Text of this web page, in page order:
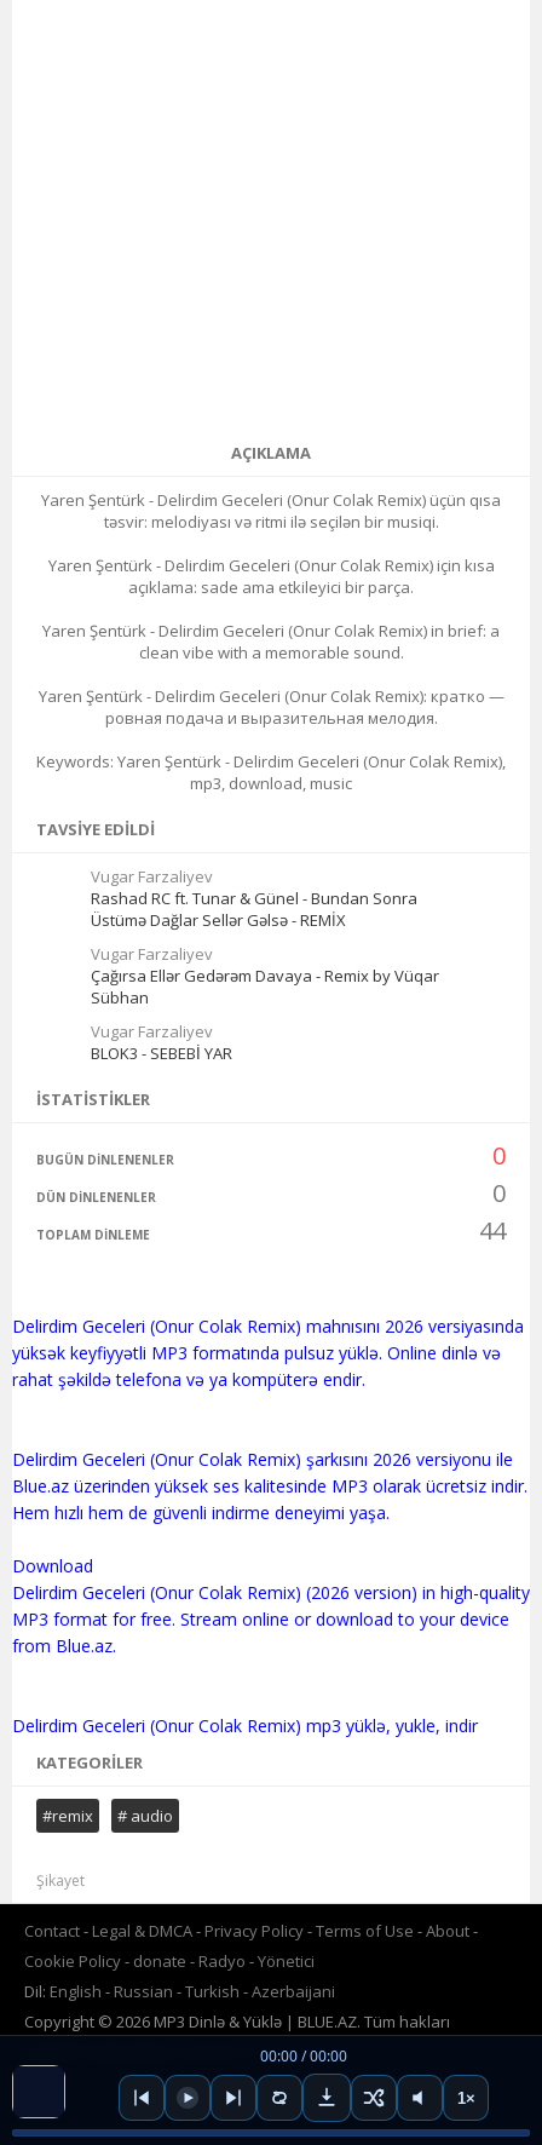
AÇIKLAMA
Yaren Şentürk - Delirdim Geceleri (Onur Colak Remix) üçün qısa
təsvir: melodiyası və ritmi ilə seçilən bir musiqi.
Yaren Şentürk - Delirdim Geceleri (Onur Colak Remix) için kısa
açıklama: sade ama etkileyici bir parça.
Yaren Şentürk - Delirdim Geceleri (Onur Colak Remix) in brief: a
clean vibe with a memorable sound.
Yaren Şentürk - Delirdim Geceleri (Onur Colak Remix): кратко —
ровная подача и выразительная мелодия.
Keywords: Yaren Şentürk - Delirdim Geceleri (Onur Colak Remix),
mp3, download, music
TAVSIYE EDILDI
Vugar Farzaliyev
Rashad RC ft. Tunar & Günel - Bundan Sonra
Üstümə Dağlar Sellər Gəlsə - REMİX
Vugar Farzaliyev
Çağırsa Ellər Gedərəm Davaya - Remix by Vüqar
Sübhan
Vugar Farzaliyev
BLOK3 - SEBEBİ YAR
İSTATISTIKLER
BUGÜN DINLENENLER 0
DÜN DINLENENLER 0
TOPLAM DINLEME 44
Delirdim Geceleri (Onur Colak Remix) mahnısını 2026 versiyasında
yüksək keyfiyyətli MP3 formatında pulsuz yüklə. Online dinlə və
rahat şəkildə telefona və ya kompüterə endir.
Delirdim Geceleri (Onur Colak Remix) şarkısını 2026 versiyonu ile
Blue.az üzerinden yüksek ses kalitesinde MP3 olarak ücretsiz indir.
Hem hızlı hem de güvenli indirme deneyimi yaşa.
Download
Delirdim Geceleri (Onur Colak Remix) (2026 version) in high-quality
MP3 format for free. Stream online or download to your device
from Blue.az.
KATEGORILER
#remix # audio
Şikayet
Contact Legal & DMCA Privacy Policy Terms of Use
About
Cookie Policy
donate Radyo
Yönetici
Dil: English Russian Turkish
Azerbaijani
Copyright © 2026 MP3 Dinlə & Yüklə | BLUE.AZ. Tüm hakları
www.BLUE.az00:00 / 00:00
1×